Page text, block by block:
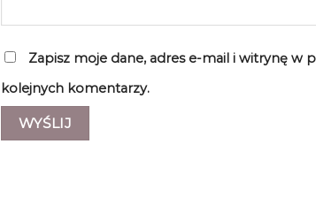
Zapisz moje dane, adres e-mail i witrynę w
kolejnych komentarzy.